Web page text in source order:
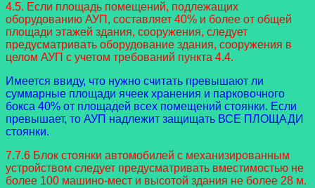
4.5. Если площадь помещений, подлежащих
оборудованию АУП, составляет 40% и более от общей
площади этажей здания, сооружения, следует
предусматривать оборудование здания, сооружения в
целом АУП с учетом требований пункта 4.4.
Имеется ввиду, что нужно считать превышают ли
суммарные площади ячеек хранения и парковочного
бокса 40% от площадей всех помещений стоянки. Если
превышает, то АУП надлежит защищать ВСЕ ПЛОЩАДИ
стоянки.
7.7.6 Блок стоянки автомобилей с механизированным
устройством следует предусматривать вместимостью не
более 100 машино-мест и высотой здания не более 28 м.